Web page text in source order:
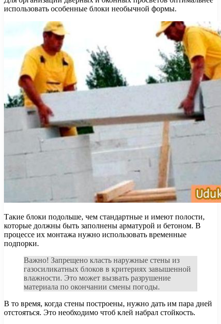
использовать особенные блоки необычной формы.
Такие блоки подольше, чем стандартные и имеют полости,
которые должны быть заполнены арматурой и бетоном. В
процессе их монтажа нужно использовать временные
подпорки.
Важно! Запрещено класть наружные стены из
газосиликатных блоков в критериях завышенной
влажности. Это может вызвать разрушение
материала по окончании смены погоды.
В то время, когда стены построены, нужно дать им пара дней
отстояться. Это необходимо чтоб клей набрал стойкость.